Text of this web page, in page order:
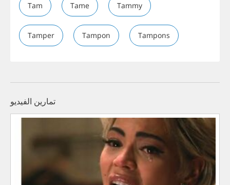
Tam Tame Tammy
Tamper Tampon Tampons
تمارين الفيديو